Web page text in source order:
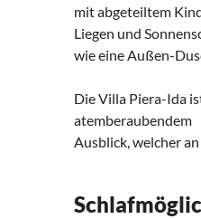
mit abgeteiltem
Liegen und
wie eine Außen-
Die Villa Piera-Ida
atemberaubendem
Ausblick, welcher